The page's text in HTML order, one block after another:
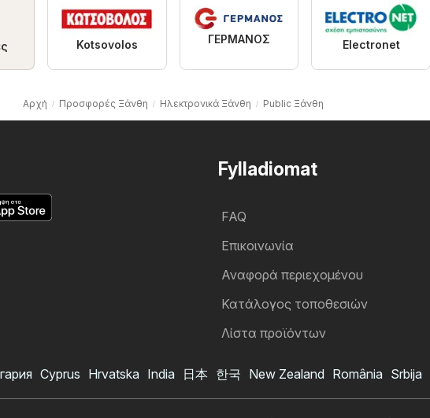
Kotsovolos ΓΕΡΜΑΝΟΣ Electronet
Αρχή Προσφορές Ξάνθη Hλεκτρονικά Ξάνθη Public Ξάνθη
Fylladiomat
FAQ
Επικοινωνία
Αναφορά περιεχομένου
Κατάλογος τοποθεσιών
Λίστα προϊόντων
Cyprus Hrvatska India 日本 한국 New Zealand România Srbija